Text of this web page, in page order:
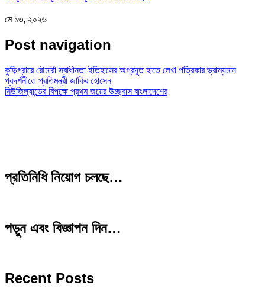
মে ১৩, ২০২৬
Post navigation
কুড়িগ্রারে রৌমারী স্বাধীনতা ইতিহাসের অগ্রদূত হাতে লেখা পত্রিকার ভ্রাম্যমান
প্রদর্শনীতে প্রতিমন্ত্রী জাকির হোসেন
নিউজিল্যান্ডের বিপক্ষে প্রথম জয়ের উচ্ছ্বাস বাংলাদেশের
প্রতিনিধি নিয়োগ চলছে…
পড়ুন এবং বিজ্ঞাপন দিন…
Recent Posts